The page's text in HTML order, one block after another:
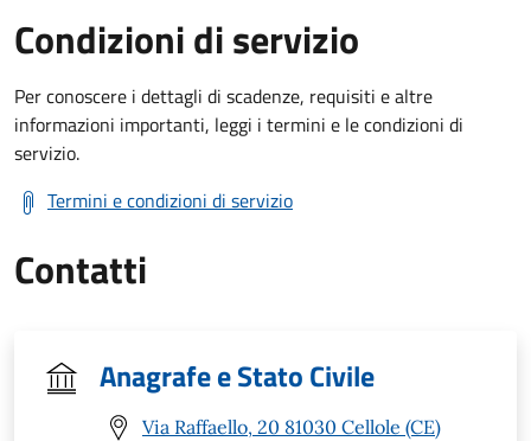
Condizioni di servizio
Per conoscere i dettagli di scadenze, requisiti e altre
informazioni importanti, leggi i termini e le condizioni di
servizio.
Termini e condizioni di servizio
Contatti
Anagrafe e Stato Civile
Via Raffaello, 20 81030 Cellole (CE)